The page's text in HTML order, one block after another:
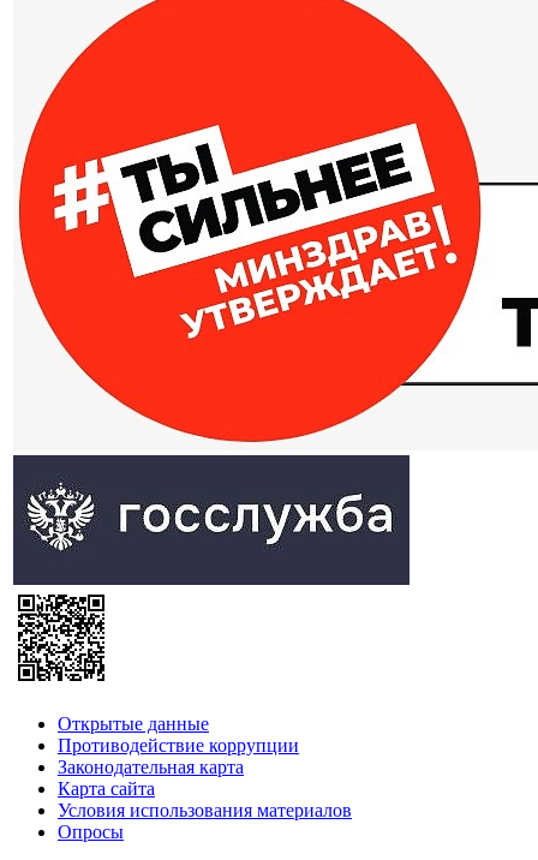
Открытые данные
Противодействие коррупции
Законодательная карта
Карта сайта
Условия использования материалов
Опросы